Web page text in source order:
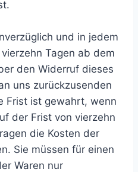
und in jedem
Tagen ab dem
den Widerruf dieses
uns zurückzusenden
Frist ist gewahrt, wenn
der Frist von vierzehn
die Kosten der
Sie müssen für einen
Waren nur